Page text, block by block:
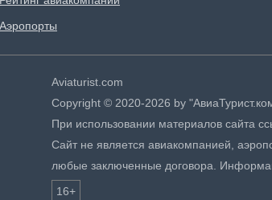
Аэропорты
Aviaturist.com
Copyright © 2020-2026 by
При использовании материалов сайта
Сайт не является авиакомпанией,
любые заключенные договора.
16+